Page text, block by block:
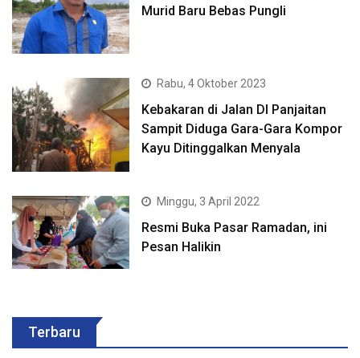
Murid Baru Bebas Pungli
Rabu, 4 Oktober 2023
Kebakaran di Jalan DI Panjaitan
Sampit Diduga Gara-Gara Kompor
Kayu Ditinggalkan Menyala
Minggu, 3 April 2022
Resmi Buka Pasar Ramadan, ini
Pesan Halikin
Terbaru